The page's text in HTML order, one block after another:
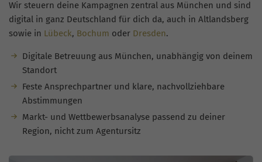
Wir steuern deine Kampagnen zentral aus München und sind
digital in ganz Deutschland für dich da, auch in Altlandsberg
sowie in Lübeck, Bochum oder Dresden.
Digitale Betreuung aus München, unabhängig von deinem
Standort
Feste Ansprechpartner und klare, nachvollziehbare
Abstimmungen
Markt- und Wettbewerbsanalyse passend zu deiner
Region, nicht zum Agentursitz